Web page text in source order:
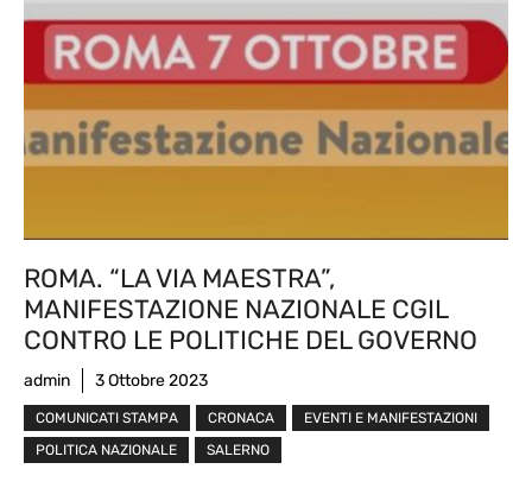
ROMA. “LA VIA MAESTRA”,
MANIFESTAZIONE NAZIONALE CGIL
CONTRO LE POLITICHE DEL GOVERNO
admin 3 Ottobre 2023
COMUNICATI STAMPA CRONACA
EVENTI E MANIFESTAZIONI
POLITICA NAZIONALE
SALERNO